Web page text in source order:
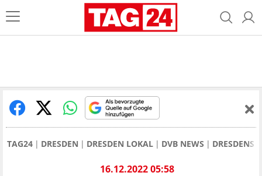
TAG24 DRESDEN DRESDEN LOKAL DVB NEWS DRESDENS
16.12.2022 05:58